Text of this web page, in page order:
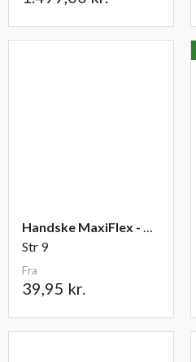
Handske MaxiFlex - Ultimate
Str 9
Fra
39,95 kr.